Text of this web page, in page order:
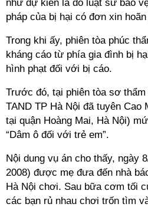
như dự kiến là do luật sư bảo
pháp của bị hại có đơn xin
Trong khi ấy, phiên tòa phúc
kháng cáo từ phía gia đình bị
hình phạt đối với bị cáo.
Trước đó, tại phiên tòa sơ thẩm
TAND TP Hà Nội đã tuyên Cao
tại quận Hoàng Mai, Hà Nội)
“Dâm ô đối với trẻ em”.
Nội dung vụ án cho thấy, ngày
2008) được mẹ đưa đến nhà
Hà Nội chơi. Sau bữa cơm tối
các bạn rủ nhau chơi trốn tìm